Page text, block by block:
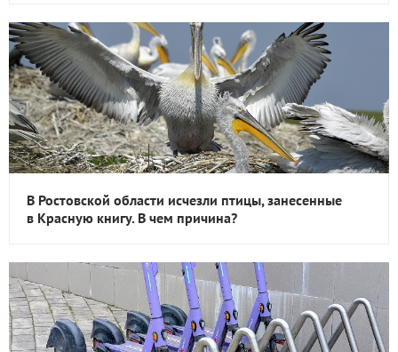
В Ростовской области исчезли птицы, занесенные
в Красную книгу. В чем причина?